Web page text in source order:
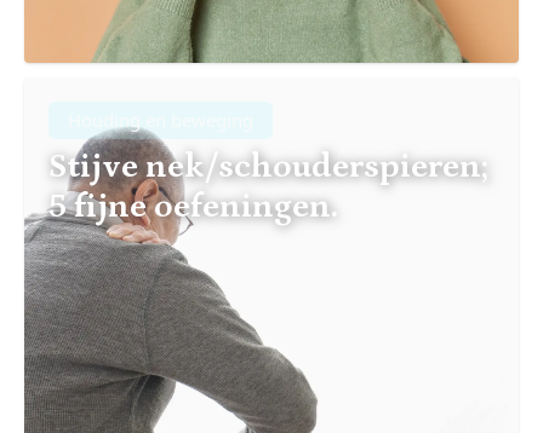
Houding en beweging
Stijve nek/schouderspieren;
5 fijne oefeningen.